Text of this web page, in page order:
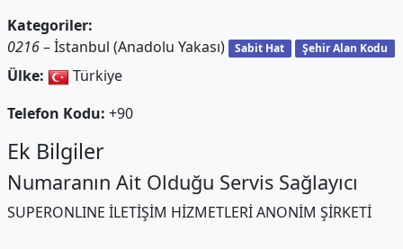
Kategoriler:
0216– İstanbul (Anadolu Yakası) Sabit Hat Şehir Alan Kodu
Ülke:
Türkiye
Telefon Kodu: +90
Ek Bilgiler
Numaranın Ait Olduğu Servis Sağlayıcı
SUPERONLINE İLETİŞİM HİZMETLERİ ANONİM ŞİRKETİ